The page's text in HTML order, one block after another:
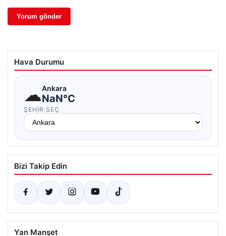
Hava Durumu
☁Ankara
NaN°C
ŞEHIR SEÇ
Bizi Takip Edin
Yan Manşet